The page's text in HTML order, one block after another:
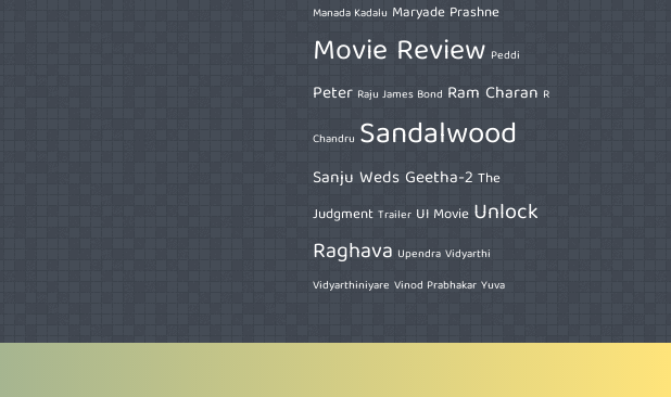
Manada Kadalu Maryade Prashne
Movie Review Peddi
Peter Raju James Bond Ram Charan R
Chandru Sandalwood
Sanju Weds Geetha-2 The
Judgment Trailer UI Movie Unlock
Raghava Upendra Vidyarthi
Vidyarthiniyare Vinod Prabhakar Yuva